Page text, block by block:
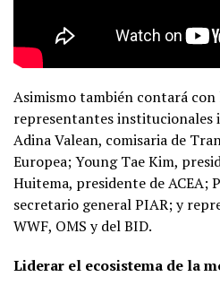
Asimismo también contará con
representantes institucionales
Adina Valean, comisaria de
Europea; Young Tae Kim,
Huitema, presidente de ACEA;
secretario general PIAR; y
WWF, OMS y del BID.
Liderar el ecosistema de la